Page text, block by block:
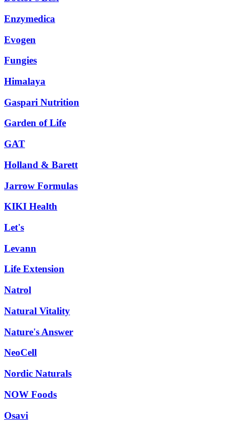
Enzymedica
Evogen
Fungies
Himalaya
Gaspari Nutrition
Garden of Life
GAT
Holland & Barett
Jarrow Formulas
KIKI Health
Let's
Levann
Life Extension
Natrol
Natural Vitality
Nature's Answer
NeoCell
Nordic Naturals
NOW Foods
Osavi